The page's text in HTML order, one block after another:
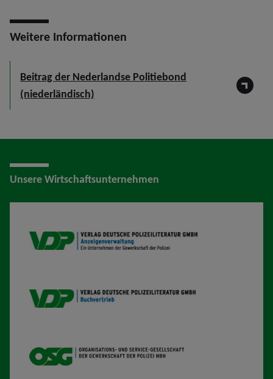
Weitere Informationen
Beitrag der Nederlandse Politiebond
(niederländisch)
Unsere Wirtschaftsunternehmen
VDP AV
VDP B
OSG